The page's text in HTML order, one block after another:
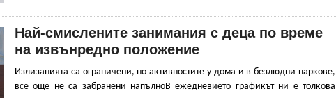
Най-смислените занимания с деца по време
на извънредно положение
Излизанията са ограничени, но активностите у дома и в безлюдни паркове,
все още не са забранени напълноВ ежедневието графикът ни е толкова